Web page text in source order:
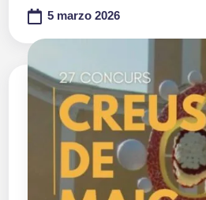
5 marzo 2026